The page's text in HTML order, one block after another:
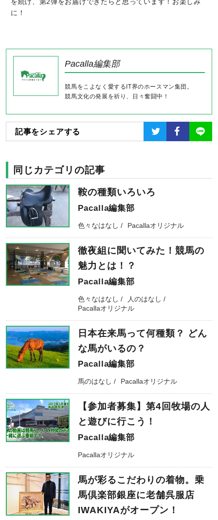
を続け、第2弾をお届けできたらと思っています！お楽しみ
に！
Pacalla編集部
競馬をこよなく愛するIT界のホースマン集団。
競馬文化の発展を祈り、日々奮闘中！
記事をシェアする
同じカテゴリの記事
鞍の種類いろいろ
Pacalla編集部
色々なはなし Pacallaオリジナル
徹夜組に聞いてみた！競馬の
魅力とは！？
Pacalla編集部
色々なはなし
人のはなし
Pacallaオリジナル
日本在来馬って何種類？ どん
な馬がいるの？
Pacalla編集部
馬のはなし Pacallaオリジナル
【参加者募集】第4回牧場の人
と遊びに行こう！
Pacalla編集部
Pacallaオリジナル
馬が彩るこだわりの着物。乗
馬倶楽部銀座に老舗呉服店
IWAKIYAがオープン！